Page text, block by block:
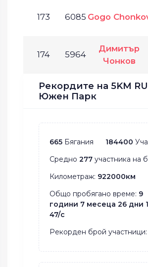
173 6085 Gogo
174 5964
Димитър
Чонков
Рекордите на 5KM
Южен Парк
665 Бягания 184400
Средно 277 участника на
Километраж: 922000км
Общо пробягано време: 9
години 7 месеца 26 дни
47/с
Рекорден брой участници: